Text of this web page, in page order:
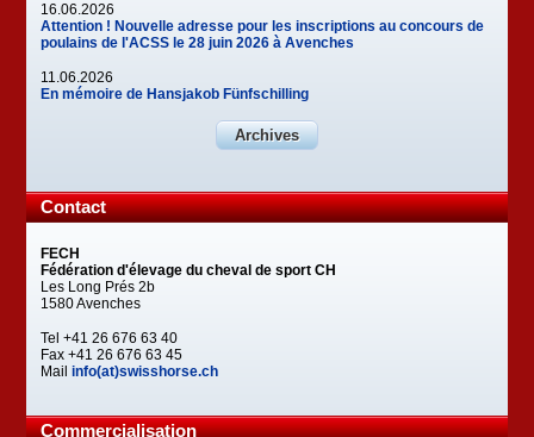
16.06.2026
Attention ! Nouvelle adresse pour les inscriptions au concours de
poulains de l'ACSS le 28 juin 2026 à Avenches
11.06.2026
En mémoire de Hansjakob Fünfschilling
Archives
Contact
FECH
Fédération d'élevage du cheval de sport CH
Les Long Prés 2b
1580 Avenches
Tel +41 26 676 63 40
Fax +41 26 676 63 45
Mailinfo(at)swisshorse.ch
Commercialisation